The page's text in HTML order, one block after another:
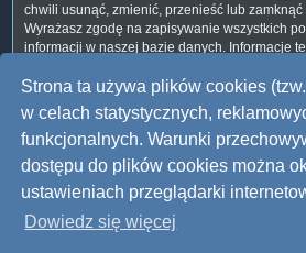
Strona ta używa plików cookies
w celach statystycznych,
funkcjonalnych. Warunki
dostępu do plików cookies można
ustawieniach przeglądarki
Dowiedz się więcej
chwili usunąć, zmienić, przenieść lub zamknąć
Wyrażasz zgodę na zapisywanie wszystkich
informacji w naszej bazie danych. Informacje
odpowiedzialności za włamania do witryny,
do kradzieży danych.